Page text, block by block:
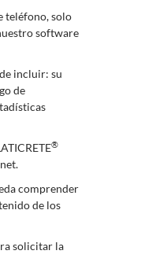
teléfono, solo
software
incluir: su
de
®
comprender
de los
solicitar la